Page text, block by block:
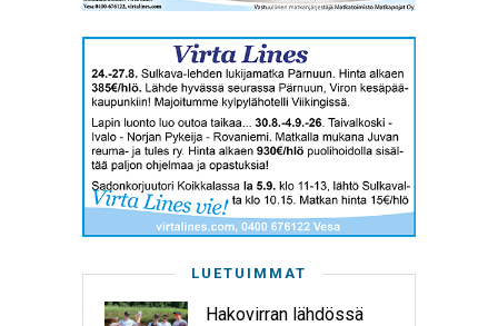
LUETUIMMAT
Hakovirran lähdössä